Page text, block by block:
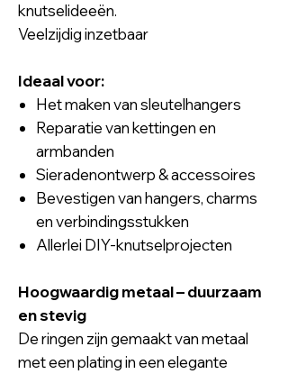
knutselideeën.
Veelzijdig inzetbaar
Ideaal voor:
Het maken van sleutelhangers
Reparatie van kettingen en
armbanden
Sieradenontwerp & accessoires
Bevestigen van hangers, charms
en verbindingsstukken
Allerlei DIY-knutselprojecten
Hoogwaardig metaal – duurzaam
en stevig
De ringen zijn gemaakt van metaal
met een plating in een elegante